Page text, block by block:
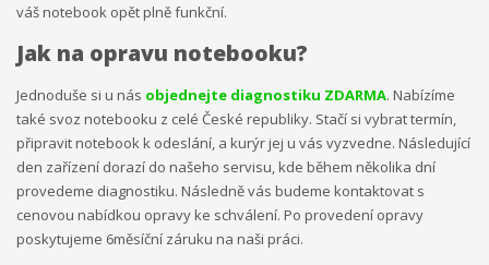
váš notebook opět plně funkční.
Jak na opravu notebooku?
Jednoduše si u nás objednejte diagnostiku ZDARMA. Nabízíme
také svoz notebooku z celé České republiky. Stačí si vybrat termín,
připravit notebook k odeslání, a kurýr jej u vás vyzvedne. Následující
den zařízení dorazí do našeho servisu, kde během několika dní
provedeme diagnostiku. Následně vás budeme kontaktovat s
cenovou nabídkou opravy ke schválení. Po provedení opravy
poskytujeme 6měsíční záruku na naši práci.